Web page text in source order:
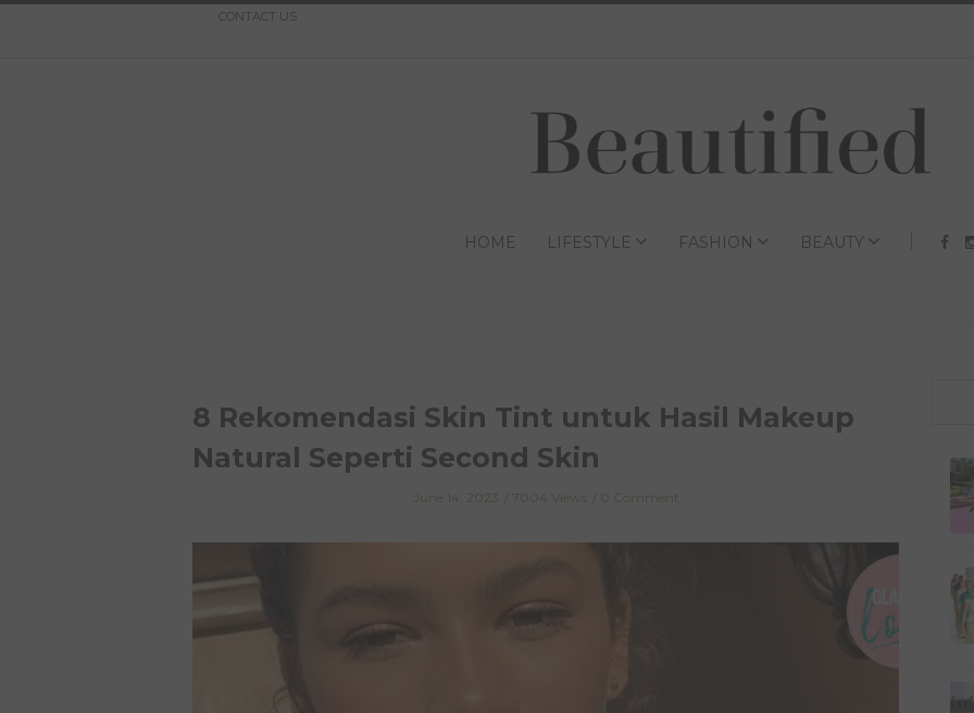
CONTACT US
HOME LIFESTYLE FASHION BEAUTY
8 Rekomendasi Skin Tint untuk Hasil Makeup
Natural Seperti Second Skin
June 14, 2023 7004 Views 0 Comment